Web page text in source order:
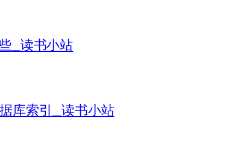
_读书小站
库索引_读书小站